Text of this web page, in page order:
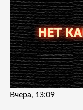
Вчера, 13:09